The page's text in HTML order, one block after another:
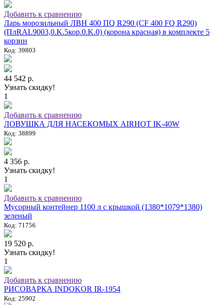
Добавить к сравнению
Ларь морозильный ЛВН 400 ПQ R290 (СF 400 FQ R290)
(ПлRAL9003,0.K.5кор.0.K.0) (корона красная) в комплекте 5
корзин
Код: 39803
44 542 р.
Узнать скидку!
1
Добавить к сравнению
ЛОВУШКА ДЛЯ НАСЕКОМЫХ AIRHOT IK-40W
Код: 38899
4 356 р.
Узнать скидку!
1
Добавить к сравнению
Мусорный контейнер 1100 л с крышкой (1380*1079*1380)
зеленый
Код: 71756
19 520 р.
Узнать скидку!
1
Добавить к сравнению
РИСОВАРКА INDOKOR IR-1954
Код: 25902